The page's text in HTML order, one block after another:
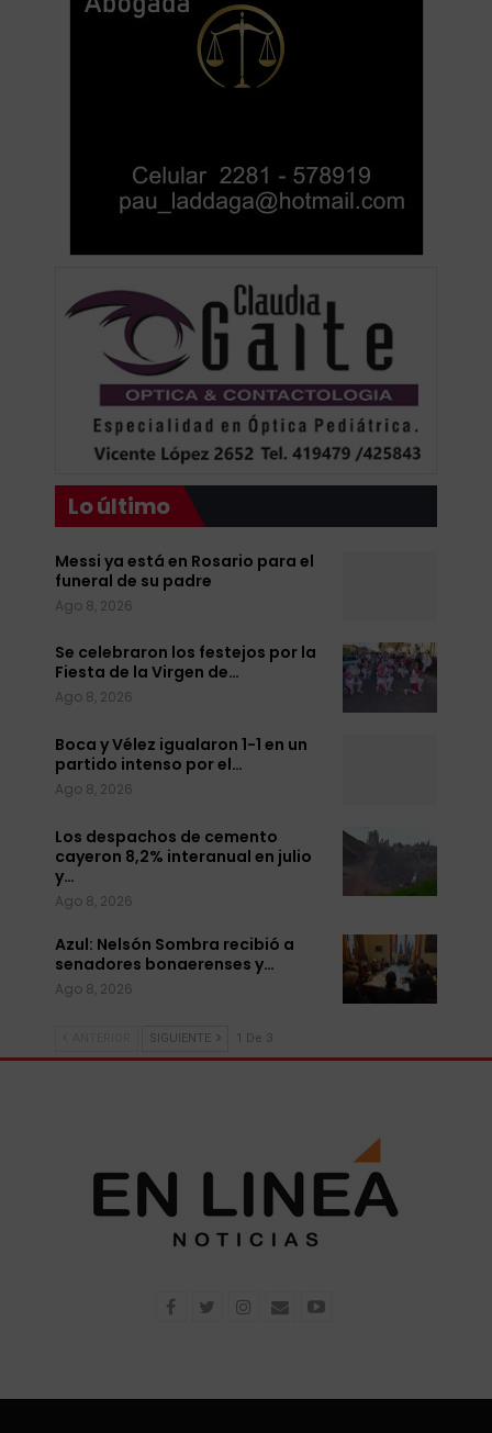
Lo último
Messi ya está en Rosario para el
funeral de su padre
Ago 8, 2026
Se celebraron los festejos por la
Fiesta de la Virgen de…
Ago 8, 2026
Boca y Vélez igualaron 1-1 en un
partido intenso por el…
Ago 8, 2026
Los despachos de cemento
cayeron 8,2% interanual en julio
y…
Ago 8, 2026
Azul: Nelsón Sombra recibió a
senadores bonaerenses y…
Ago 8, 2026
SIGUIENTE 1 De 3